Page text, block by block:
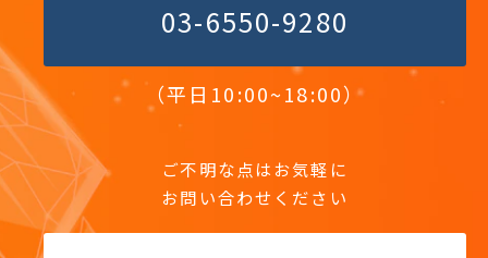
03-6550-9280
（平日10:00~18:00）
ご不明な点はお気軽に
お問い合わせください